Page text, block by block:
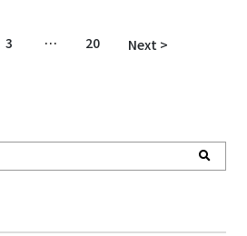
3 … 20 Next >